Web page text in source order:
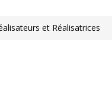
et Réalisatrices